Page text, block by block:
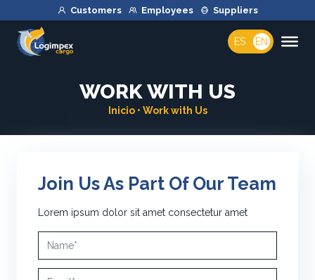
Customers Employees Suppliers
ES EN
WORK WITH US
Inicio• Work with Us
Join Us As Part Of Our Team
Lorem ipsum dolor sit amet consectetur amet